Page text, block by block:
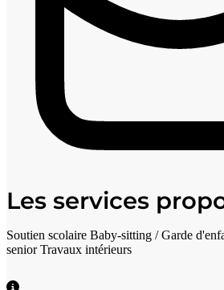
Les services
Soutien scolaire Baby-sitting / Garde
senior Travaux intérieurs